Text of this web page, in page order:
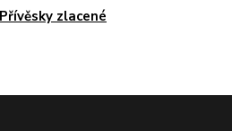
Přívěsky zlacené